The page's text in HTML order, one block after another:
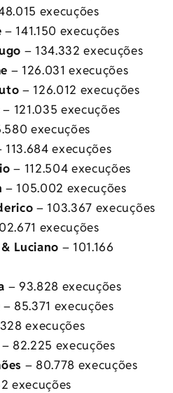
execuções
– 141.150 execuções
– 134.332 execuções
– 126.031 execuções
– 126.012 execuções
– 121.035 execuções
execuções
113.684 execuções
– 112.504 execuções
– 105.002 execuções
– 103.367 execuções
execuções
Luciano – 101.166
– 93.828 execuções
– 85.371 execuções
execuções
– 82.225 execuções
– 80.778 execuções
execuções